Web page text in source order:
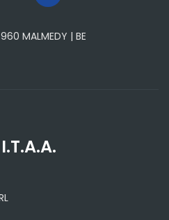
MALMEDY | BE